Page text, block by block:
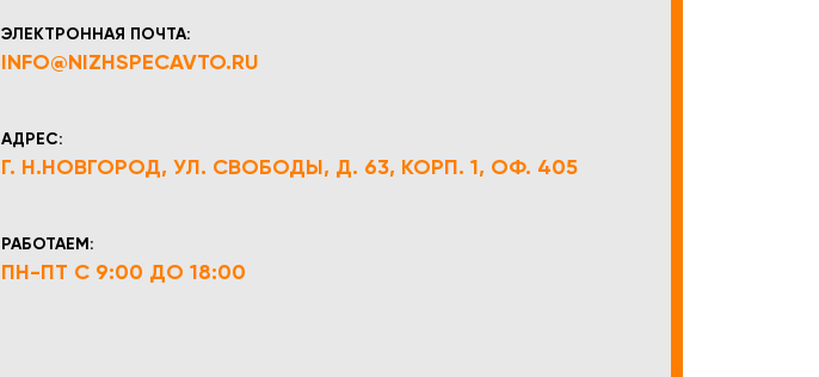
ЭЛЕКТРОННАЯ ПОЧТА:
INFO@NIZHSPECAVTO.RU
АДРЕС:
Г. Н.НОВГОРОД, УЛ. СВОБОДЫ, Д. 63, КОРП. 1, ОФ. 405
РАБОТАЕМ:
ПН-ПТ С 9:00 ДО 18:00